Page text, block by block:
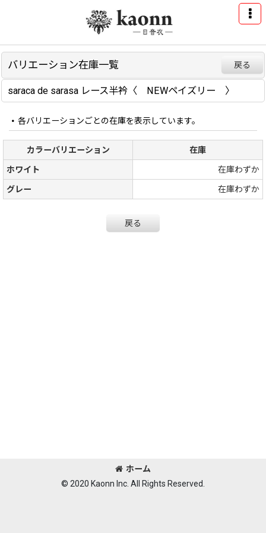
バリエーション在庫一覧 戻る
saraca de sarasa レース半衿〈 NEWペイズリー 〉
各バリエーションごとの在庫を表示しています。
カラーバリエーション 在庫
ホワイト 在庫わずか
グレー 在庫わずか
戻る
ホーム
© 2020 Kaonn Inc. All Rights Reserved.